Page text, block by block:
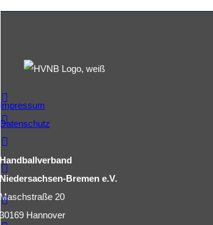
Impressum
Datenschutz
Handballverband
Niedersachsen-Bremen e.V.
Maschstraße 20
30169 Hannover